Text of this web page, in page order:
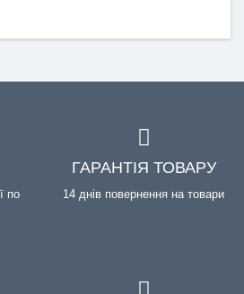
по
ГАРАНТІЯ ТОВАРУ
14 днів повернення на товари